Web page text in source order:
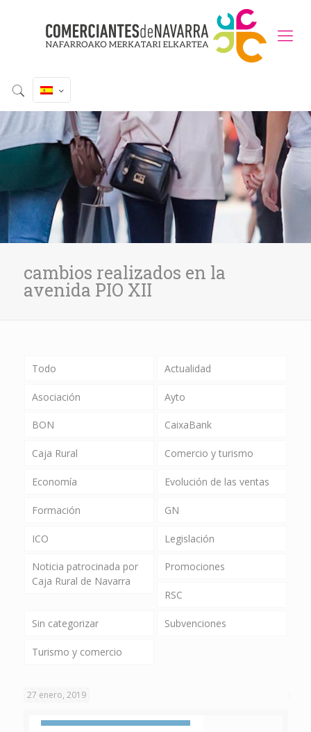
cambios realizados en la
avenida PIO XII
Todo Actualidad
Asociación Ayto
BON CaixaBank
Caja Rural Comercio y turismo
Economía Evolución de las ventas
Formación GN
ICO Legislación
Noticia patrocinada por
Caja Rural de Navarra
Promociones
RSC
Sin categorizar Subvenciones
Turismo y comercio
27 enero, 2019